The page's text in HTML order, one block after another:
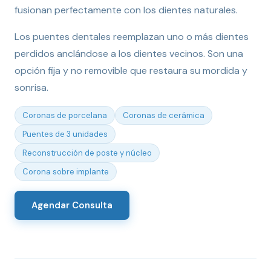
fusionan perfectamente con los dientes naturales.
Los puentes dentales reemplazan uno o más dientes
perdidos anclándose a los dientes vecinos. Son una
opción fija y no removible que restaura su mordida y
sonrisa.
Coronas de porcelana
Coronas de cerámica
Puentes de 3 unidades
Reconstrucción de poste y núcleo
Corona sobre implante
Agendar Consulta